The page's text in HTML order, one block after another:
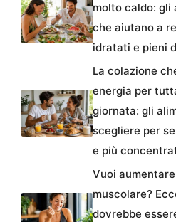
molto caldo: gli
che aiutano a
idratati e pieni
La colazione
energia per
giornata: gli
scegliere per
e più
Vuoi
muscolare?
dovrebbe